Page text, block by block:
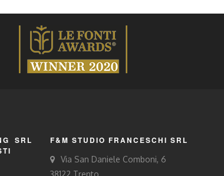
SRL
F&M STUDIO FRANCESCHI SRL
Via San Daniele Comboni, 6
38122 Trento